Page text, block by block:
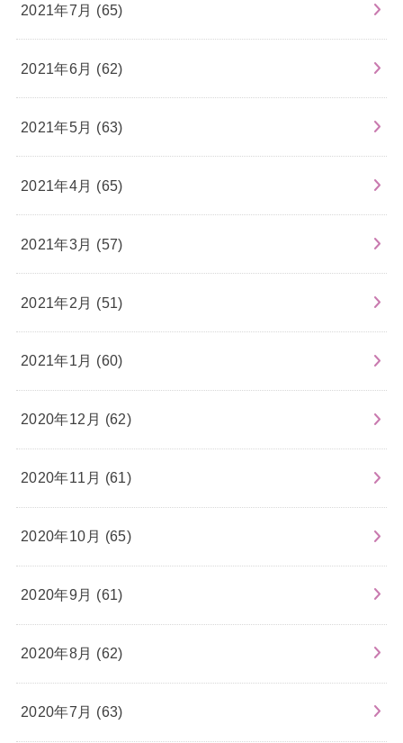
2021年7月 (65)
2021年6月 (62)
2021年5月 (63)
2021年4月 (65)
2021年3月 (57)
2021年2月 (51)
2021年1月 (60)
2020年12月 (62)
2020年11月 (61)
2020年10月 (65)
2020年9月 (61)
2020年8月 (62)
2020年7月 (63)